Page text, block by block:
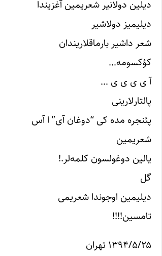
دیلین دولانیر شعریمین آغزیندا
دیلیمیز دولاشیر
شعر داشیر بارماقلاریندان
کؤکسومه…
آ ی ی ی ی …
پالتارلارینی
پئنجره مده کی “دوغان آی” ا آس
شعریمین
یالین دوغولسون کلمه‌لر.!
گل
دیلیمین اوجوندا شعریمی
تامسین!!!!
۱۳۹۴/۵/۲۵ تهران